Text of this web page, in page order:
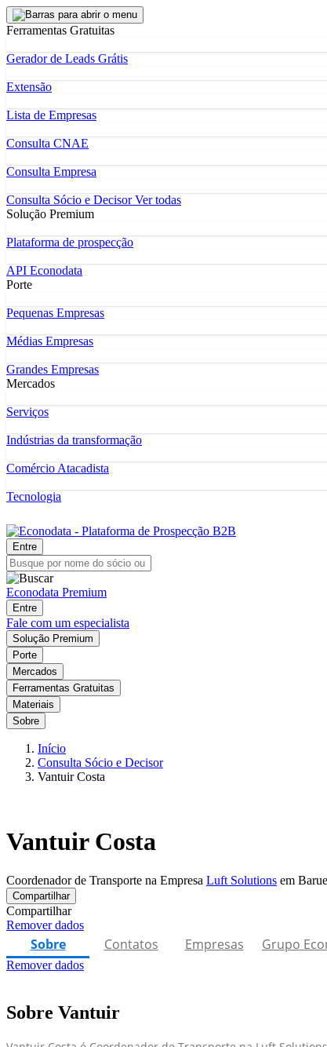
Ferramentas Gratuitas
Gerador de Leads Grátis
Extensão
Lista de Empresas
Consulta CNAE
Consulta Empresa
Consulta Sócio e DecisorVer todas
Solução Premium
Plataforma de prospecção
API Econodata
Porte
Pequenas Empresas
Médias Empresas
Grandes Empresas
Mercados
Serviços
Indústrias da transformação
Comércio Atacadista
Tecnologia
Entre
Econodata Premium
Entre
Fale com um especialista
Solução Premium
Porte
Mercados
Ferramentas Gratuitas
Materiais
Sobre
Início
Consulta Sócio e Decisor
Vantuir Costa
Vantuir Costa
Coordenador de Transporte na Empresa Luft Solutions em
Compartilhar
Compartilhar
Remover dados
Sobre Contatos Empresas Grupo
Remover dados
Sobre Vantuir